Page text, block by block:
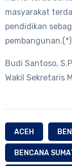
masyarakat
pendidikan
pembangunan.(*)
Budi Santoso,
Wakil Sekretaris
ACEH
BENCANA